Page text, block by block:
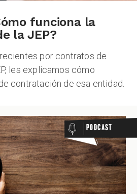
funciona la
la JEP?
por contratos de
les explicamos cómo
contratación de esa entidad.
Podcast